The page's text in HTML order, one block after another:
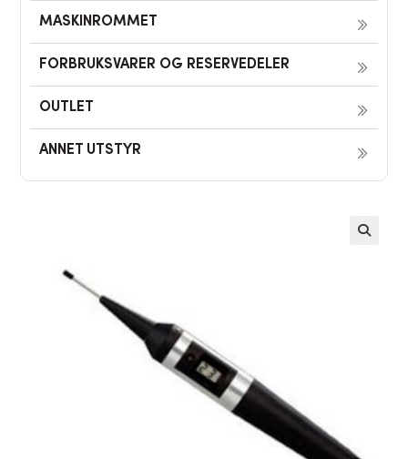
MASKINROMMET
FORBRUKSVARER OG RESERVEDELER
OUTLET
ANNET UTSTYR